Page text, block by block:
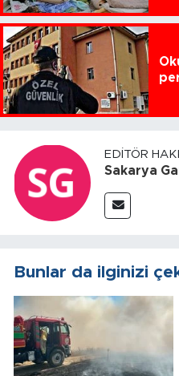
EDITÖR
Sakarya
Bunlar da ilginizi